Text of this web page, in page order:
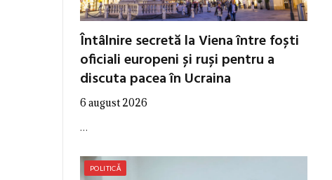
Întâlnire secretă la Viena între foști
oficiali europeni și ruși pentru a
discuta pacea în Ucraina
6 august 2026
…
POLITICĂ